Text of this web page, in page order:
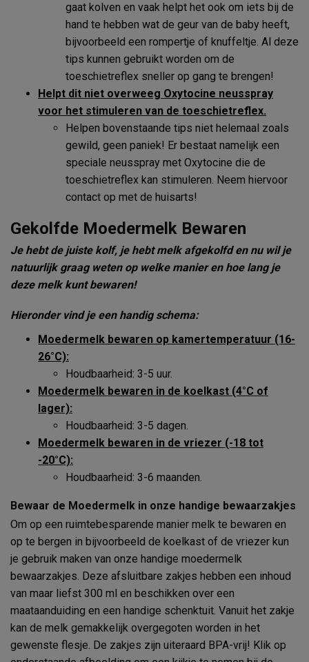
gaat kolven en vaak helpt het ook om iets bij de
hand te hebben wat de geur van de baby heeft,
bijvoorbeeld een rompertje of knuffeltje. Al deze
tips kunnen gebruikt worden om de
toeschietreflex sneller op gang te brengen!
Helpt dit niet overweeg Oxytocine neusspray
voor het stimuleren van de toeschietreflex.
Helpen bovenstaande tips niet helemaal zoals
gewild, geen paniek! Er bestaat namelijk een
speciale neusspray met Oxytocine die de
toeschietreflex kan stimuleren. Neem hiervoor
contact op met de huisarts!
Gekolfde Moedermelk Bewaren
Je hebt de juiste kolf, je hebt melk afgekolfd en nu wil je
natuurlijk graag weten op welke manier en hoe lang je
deze melk kunt bewaren!
Hieronder vind je een handig schema:
Moedermelk bewaren op kamertemperatuur (16-
26°C):
Houdbaarheid: 3-5 uur.
Moedermelk bewaren in de koelkast (4°C of
lager):
Houdbaarheid: 3-5 dagen.
Moedermelk bewaren in de vriezer (-18 tot
-20°C):
Houdbaarheid: 3-6 maanden.
Bewaar de Moedermelk in onze handige bewaarzakjes
Om op een ruimtebesparende manier melk te bewaren en
op te bergen in bijvoorbeeld de koelkast of de vriezer kun
je gebruik maken van onze handige moedermelk
bewaarzakjes. Deze afsluitbare zakjes hebben een inhoud
van maar liefst 300 ml en beschikken over een
maataanduiding en een handige schenktuit. Vanuit het zakje
kan de melk gemakkelijk overgegoten worden in het
gewenste flesje. De zakjes zijn uiteraard BPA-vrij! Klik op